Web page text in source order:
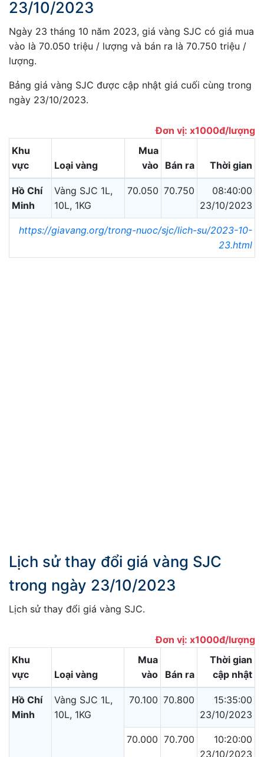
23/10/2023
Ngày 23 tháng 10 năm 2023, giá vàng SJC có giá mua
vào là 70.050 triệu / lượng và bán ra là 70.750 triệu /
lượng.
Bảng giá vàng SJC được cập nhật giá cuối cùng trong
ngày 23/10/2023.
Đơn vị: x1000đ/lượng
Khu
vực
Loại vàng
Mua
vào Bán ra Thời gian
Hồ Chí
Minh
Vàng SJC 1L,
10L, 1KG
70.050 70.750
08:40:00
23/10/2023
https://giavang.org/trong-nuoc/sjc/lich-su/2023-10-
23.html
Lịch sử thay đổi giá vàng SJC
trong ngày 23/10/2023
Lịch sử thay đổi giá vàng SJC.
Đơn vị: x1000đ/lượng
Khu
vực
Loại vàng
Mua
vào
Bán ra
Thời gian
cập nhật
Hồ Chí
Minh
Vàng SJC 1L,
10L, 1KG
70.100 70.800
15:35:00
23/10/2023
70.000 70.700
10:20:00
23/10/2023